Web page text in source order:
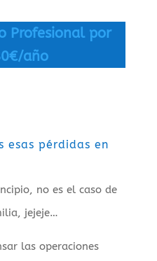
Profesional por
año
esas pérdidas en
no es el caso de
jejeje…
las operaciones